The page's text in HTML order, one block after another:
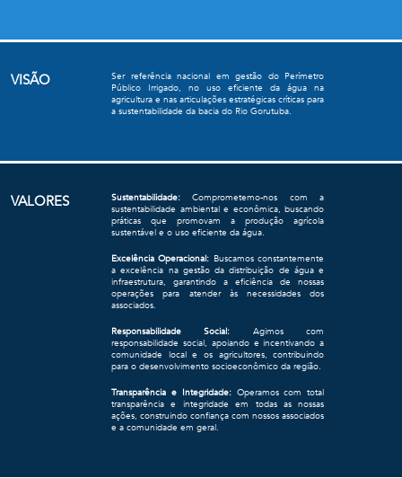
VISÃO
Ser referência nacional em gestão do Perímetro
Público Irrigado, no uso eficiente da água na
agricultura e nas articulações estratégicas críticas para
a sustentabilidade da bacia do Rio Gorutuba.
VALORES Sustentabilidade: Comprometemo-nos com a
sustentabilidade ambiental e econômica, buscando
práticas que promovam a produção agrícola
sustentável e o uso eficiente da água.
Excelência Operacional: Buscamos constantemente
a excelência na gestão da distribuição de água e
infraestrutura, garantindo a eficiência de nossas
operações para atender às necessidades dos
associados.
Responsabilidade Social: Agimos com
responsabilidade social, apoiando e incentivando a
comunidade local e os agricultores, contribuindo
para o desenvolvimento socioeconômico da região.
Transparência e Integridade:Operamos com total
transparência e integridade em todas as nossas
ações, construindo confiança com nossos associados
e a comunidade em geral.